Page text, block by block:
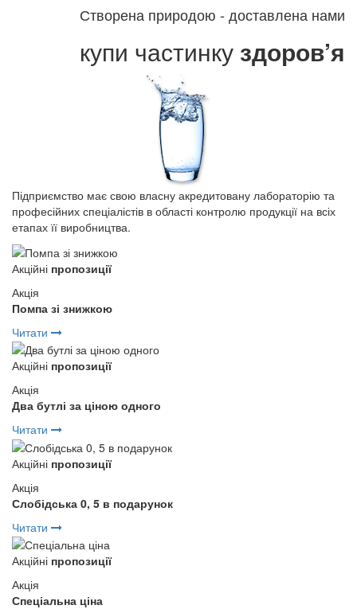
Створена природою - доставлена нами
купи частинку здоров’я
Підприємство має свою власну акредитовану лабораторію та
професійних спеціалістів в області контролю продукції на всіх
етапах її виробництва.
Акційні пропозиції
Акція
Помпа зі знижкою
Читати
Акційні пропозиції
Акція
Два бутлі за ціною одного
Читати
Акційні пропозиції
Акція
Слобідська 0, 5 в подарунок
Читати
Акційні пропозиції
Акція
Спеціальна ціна